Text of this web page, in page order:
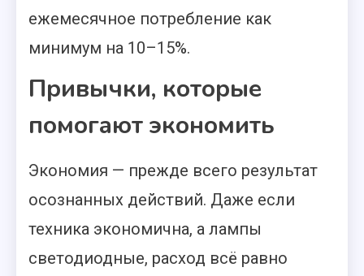
ежемесячное потребление как
минимум на 10–15%.
Привычки, которые
помогают экономить
Экономия — прежде всего результат
осознанных действий. Даже если
техника экономична, а лампы
светодиодные, расход всё равно